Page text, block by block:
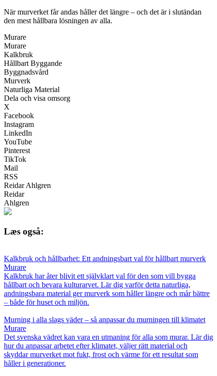
När murverket får andas håller det längre – och det är i slutändan
den mest hållbara lösningen av alla.
Murare
Murare
Kalkbruk
Hållbart Byggande
Byggnadsvård
Murverk
Naturliga Material
Dela och visa omsorg
X
Facebook
Instagram
LinkedIn
YouTube
Pinterest
TikTok
Mail
RSS
Reidar Ahlgren
Reidar
Ahlgren
Læs også:
Kalkbruk och hållbarhet: Ett andningsbart val för hållbart murverk
Murare
Kalkbruk har åter blivit ett självklart val för den som vill bygga
hållbart och bevara kulturarvet. Lär dig varför detta naturliga,
andningsbara material ger murverk som håller längre och mår bättre
– både för huset och miljön.
Murning i alla slags väder – så anpassar du murningen till klimatet
Murare
Det svenska vädret kan vara en utmaning för alla som murar. Lär dig
hur du anpassar arbetet efter klimatet, väljer rätt material och
skyddar murverket mot fukt, frost och värme för ett resultat som
håller i generationer.